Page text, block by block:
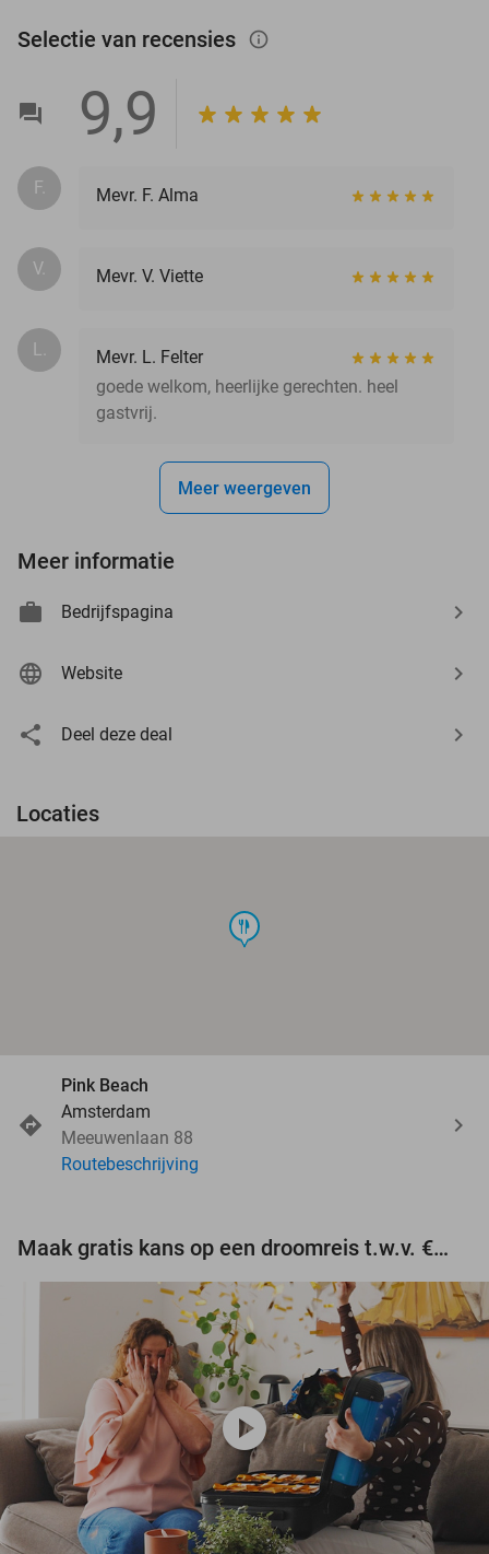
Selectie van recensies info_outlined
9,9
F. Mevr. F. Alma
V. Mevr. V. Viette
L.
Mevr. L. Felter
goede welkom, heerlijke gerechten. heel
gastvrij.
Meer weergeven
Meer informatie
Bedrijfspagina
Website
Deel deze deal
Locaties
food
Pink Beach
Amsterdam
Meeuwenlaan 88
Routebeschrijving
Maak gratis kans op een droomreis t.w.v. €3.000!
play_circle